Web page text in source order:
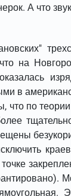
А что
на
в
по